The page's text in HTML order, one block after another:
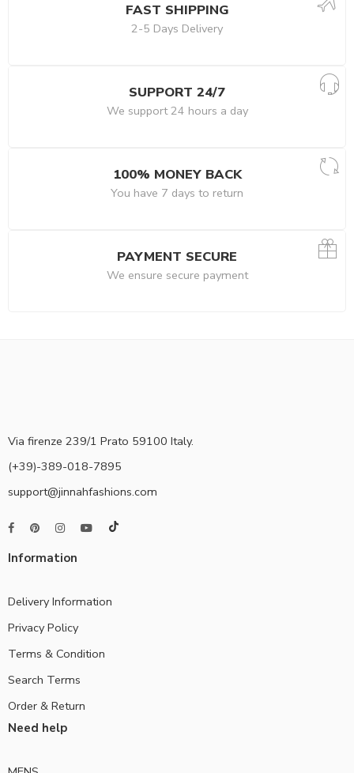
FAST SHIPPING
2-5 Days Delivery
SUPPORT 24/7
We support 24 hours a day
100% MONEY BACK
You have 7 days to return
PAYMENT SECURE
We ensure secure payment
Via firenze 239/1 Prato 59100 Italy.
(+39)-389-018-7895
support@jinnahfashions.com
Information
Delivery Information
Privacy Policy
Terms & Condition
Search Terms
Order & Return
Need help